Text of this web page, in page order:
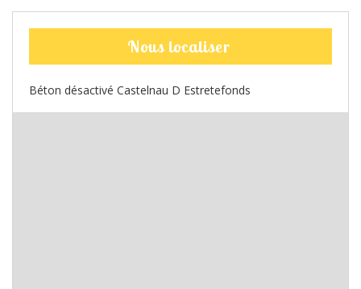
Nous localiser
Béton désactivé Castelnau D Estretefonds